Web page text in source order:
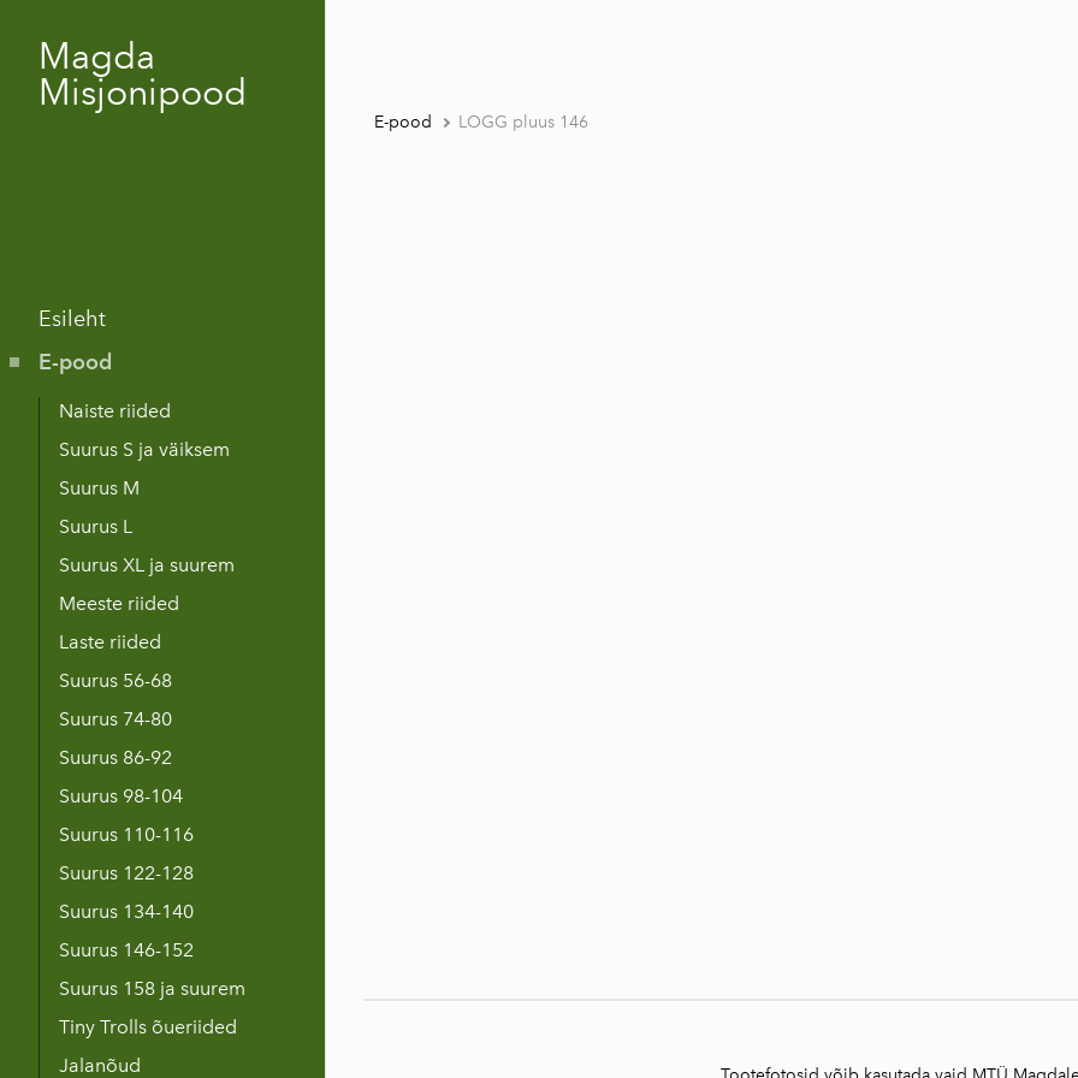
Magda
Misjonipood
Esileht
E-pood
Naiste riided
Suurus S ja väiksem
Suurus M
Suurus L
Suurus XL ja suurem
Meeste riided
Laste riided
Suurus 56-68
Suurus 74-80
Suurus 86-92
Suurus 98-104
Suurus 110-116
Suurus 122-128
Suurus 134-140
Suurus 146-152
Suurus 158 ja suurem
Tiny Trolls õueriided
Jalanõud
E-pood LOGG pluus 146